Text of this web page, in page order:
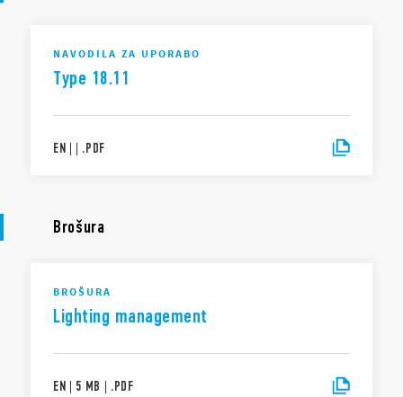
NAVODILA ZA UPORABO
Type 18.11
EN | | .PDF
Brošura
BROŠURA
Lighting management
EN | 5 MB | .PDF